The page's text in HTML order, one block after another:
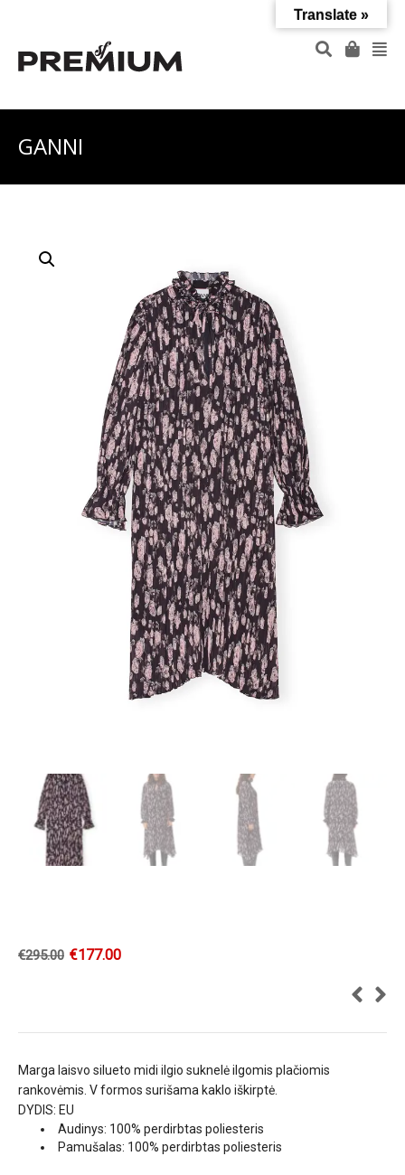
GANNI
€295.00 €177.00
Marga laisvo silueto midi ilgio suknelė ilgomis plačiomis
rankovėmis. V formos surišama kaklo iškirptė.
DYDIS: EU
Audinys: 100% perdirbtas poliesteris
Pamušalas: 100% perdirbtas poliesteris
Translate »